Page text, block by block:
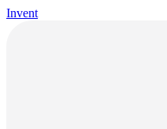
Invent